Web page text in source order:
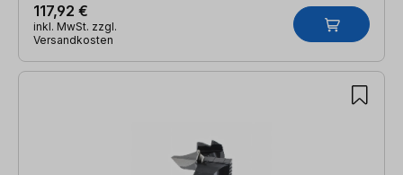
117,92 €
inkl. MwSt. zzgl.
Versandkosten